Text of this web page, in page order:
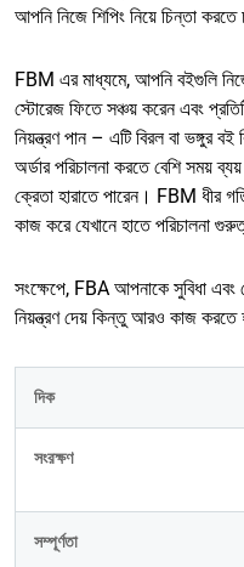
আপনি নিজে শিপিং নিয়ে চিন্তা করতে
FBM এর মাধ্যমে, আপনি বইগুলি
স্টোরেজ ফিতে সঞ্চয় করেন এবং
নিয়ন্ত্রণ পান – এটি বিরল বা ভঙ্গুর
অর্ডার পরিচালনা করতে বেশি সময়
ক্রেতা হারাতে পারেন। FBM ধীর
কাজ করে যেখানে হাতে পরিচালনা
সংক্ষেপে, FBA আপনাকে সুবিধা
নিয়ন্ত্রণ দেয় কিন্তু আরও কাজ করতে
দিক
সংরক্ষণ
সম্পূর্ণতা